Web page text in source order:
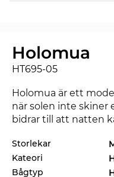
Holomua
HT695-05
Holomua är ett
när solen inte skiner
bidrar till att natten
modern med denna
Modellen av Maui
Storlekar
Kateori
Bågtyp